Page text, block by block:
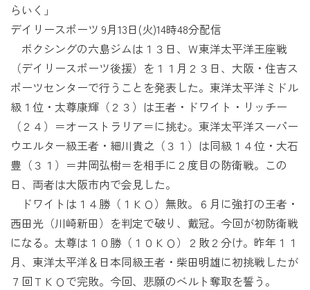
らいく」
デイリースポーツ 9月13日(火)14時48分配信
ボクシングの六島ジムは１３日、Ｗ東洋太平洋王座戦
（デイリースポーツ後援）を１１月２３日、大阪・住吉ス
ポーツセンターで行うことを発表した。東洋太平洋ミドル
級１位・太尊康輝（２３）は王者・ドワイト・リッチー
（２４）＝オーストラリア＝に挑む。東洋太平洋スーパー
ウエルター級王者・細川貴之（３１）は同級１４位・大石
豊（３１）＝井岡弘樹＝を相手に２度目の防衛戦。この
日、両者は大阪市内で会見した。
ドワイトは１４勝（１ＫＯ）無敗。６月に強打の王者・
西田光（川崎新田）を判定で破り、戴冠。今回が初防衛戦
になる。太尊は１０勝（１０ＫＯ）２敗２分け。昨年１１
月、東洋太平洋＆日本同級王者・柴田明雄に初挑戦したが
７回ＴＫＯで完敗。今回、悲願のベルト奪取を誓う。